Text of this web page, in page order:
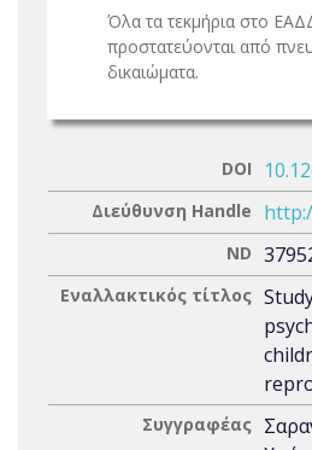
Όλα τα τεκμήρια στο
προστατεύονται από
δικαιώματα.
DOI
Διεύθυνση Handle
ND
Εναλλακτικός τίτλος
Συγγραφέας